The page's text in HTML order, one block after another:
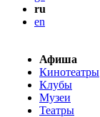
ru
en
Афиша
Кинотеатры
Клубы
Музеи
Театры